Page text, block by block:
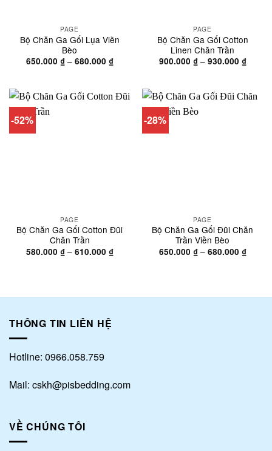
PAGE
Bộ Chăn Ga Gối Lụa Viền
Bèo
650.000 ₫ – 680.000 ₫Khoảng
giá:
đến
680.000 ₫
PAGE
Bộ Chăn Ga Gối Cotton
Linen Chăn Trần
900.000 ₫ – 930.000 ₫
giá:
đến
-52%
PAGE
Bộ Chăn Ga Gối Cotton Đũi
Chăn Trần
580.000 ₫ – 610.000 ₫Khoảng
giá:
-28%
PAGE
Bộ Chăn Ga Gối Đũi Chăn
Trần Viền Bèo
650.000 ₫ – 680.000 ₫
giá:
THÔNG TIN LIÊN HỆ
Hotline: 0966.058.759
Mail: cskh@pisbedding.com
VỀ CHÚNG TÔI